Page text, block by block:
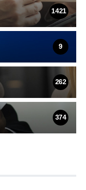
1421
9
262
374